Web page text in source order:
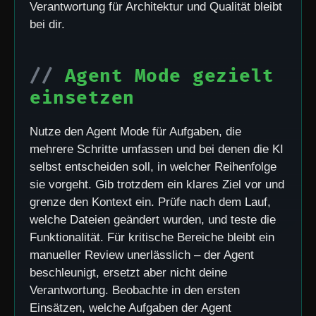
Verantwortung für Architektur und Qualität bleibt
bei dir.
Agent Mode gezielt
einsetzen
Nutze den Agent Mode für Aufgaben, die
mehrere Schritte umfassen und bei denen die KI
selbst entscheiden soll, in welcher Reihenfolge
sie vorgeht. Gib trotzdem ein klares Ziel vor und
grenze den Kontext ein. Prüfe nach dem Lauf,
welche Dateien geändert wurden, und teste die
Funktionalität. Für kritische Bereiche bleibt ein
manueller Review unerlässlich – der Agent
beschleunigt, ersetzt aber nicht deine
Verantwortung. Beobachte in den ersten
Einsätzen, welche Aufgaben der Agent